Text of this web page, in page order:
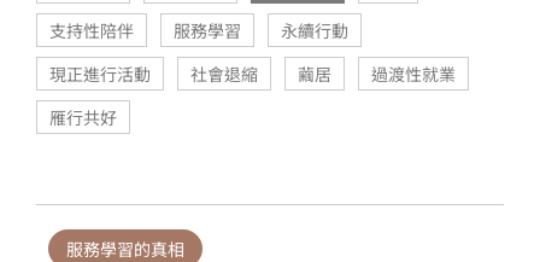
支持性陪伴
服務學習
永續行動
現正進行活動
社會退縮 繭居
過渡性就業
雁行共好
服務學習的真相